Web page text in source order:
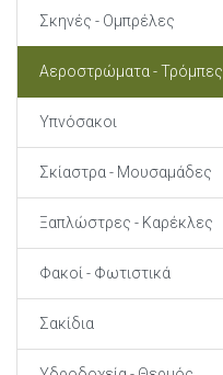
Σκηνές - Ομπρέλες
Αεροστρώματα - Τρόμπες
Υπνόσακοι
Σκίαστρα - Μουσαμάδες
Ξαπλώστρες - Καρέκλες
Φακοί - Φωτιστικά
Σακίδια